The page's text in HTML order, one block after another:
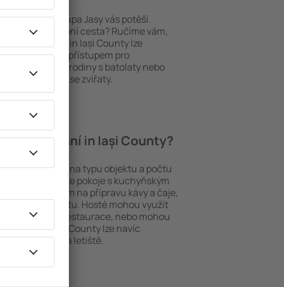
ubytování, Župa Jasy vás potěší.
úspěšná služební cesta? Ručíme vám,
Ubytování in Iași County lze
přístupem pro
své si přijdou i rodiny s batolaty nebo
kteří cestují se zvířaty.
ubytování in Iași County?
County záleží na typu objektu a počtu
místech najdete pokoje s kuchyňským
přístrojem na přípravu kávy a čaje,
k internetu. Hosté mohou využít
si jídla z restaurace, nebo mohou
in Iași County lze navíc
z nebo na letiště.